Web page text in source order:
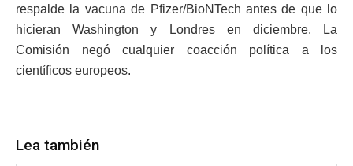
respalde la vacuna de Pfizer/BioNTech antes de que lo
hicieran Washington y Londres en diciembre. La
Comisión negó cualquier coacción política a los
científicos europeos.
Lea también